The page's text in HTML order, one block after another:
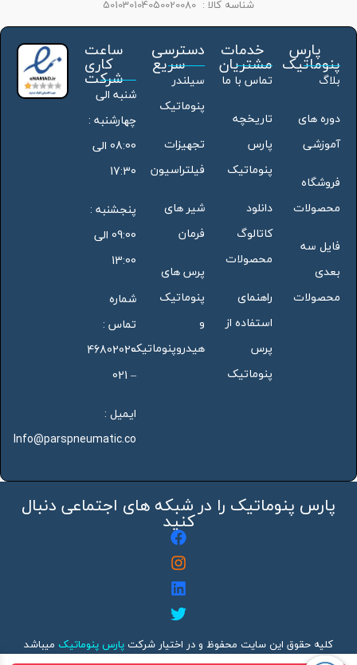
شناسه کالا : 501030104050020080
پارس
پنوماتیک
بلاگ
دوره های
آموزشی
فروشگاه
محصولات
فایل سه
بعدی
محصولات
خدمات
مشتریان
تماس با ما
تاریخچه
پارس
پنوماتیک
دانلود
کاتالوگ
محصولات
راهنمای
استفاده از
پرس
پنوماتیک
دسترسی
سریع
سیلندر
پنوماتیک
تجهیزات
فیلتراسیون
شیر های
فرمان
پرس های
پنوماتیک
و
هیدروپنوماتیک
ساعت
کاری
شرکت
شنبه الی
چهارشنبه :
08:00 الی
17:30
پنجشنبه :
09:00 الی
13:00
شماره
تماس :
46802020
– 021
ایمیل :
Info@parspneumatic.co
پارس پنوماتیک را در شبکه های اجتماعی دنبال
کنید
کلیه حقوق این سایت محفوظ و در اختیار شرکتپارس پنوماتیک میباشد